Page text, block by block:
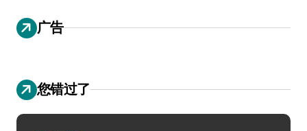
广告
您错过了